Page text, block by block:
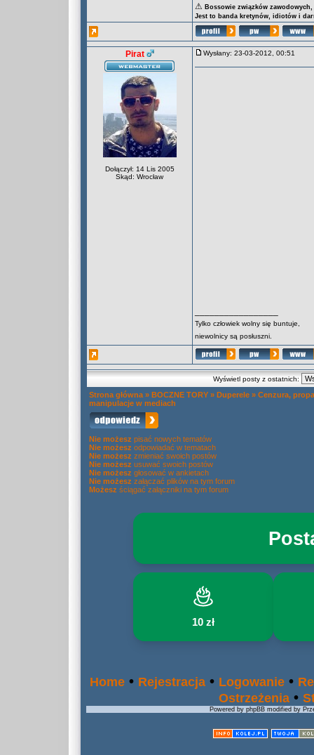
⚠ Bossowie związków
Jest to banda kretynów, idiotów i
Pirat
Dołączył: 14 Lis 2005
Skąd: Wrocław
Wysłany: 23-03-2012, 00:51
Tylko człowiek wolny się buntuje,
niewolnicy są posłuszni.
Wyświetl posty z ostatnich:
Strona główna » BOCZNE TORY » Duperele » Cenzura,
manipulacje w mediach
Nie możesz pisać nowych tematów
Nie możesz odpowiadać w tematach
Nie możesz zmieniać swoich postów
Nie możesz usuwać swoich postów
Nie możesz głosować w ankietach
Nie możesz załączać plików na tym forum
Możesz ściągać załączniki na tym forum
10 zł
Home • Rejestracja • Logowanie •
Ostrzeżenia •
Powered by phpBB modified by